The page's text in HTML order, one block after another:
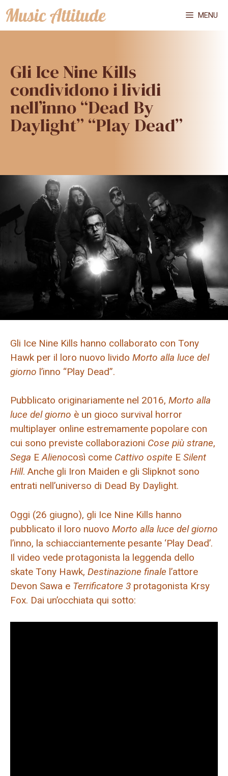
Vai
al
MENU
Gli Ice Nine Kills
condividono i lividi
nell’inno “Dead By
Daylight” “Play Dead”
Gli Ice Nine Kills hanno collaborato con Tony
Hawk per il loro nuovo livido Morto alla luce del
giorno l’inno “Play Dead”.
Pubblicato originariamente nel 2016, Morto alla
luce del giorno è un gioco survival horror
multiplayer online estremamente popolare con
cui sono previste collaborazioni Cose più strane,
Sega EAlienocosì come Cattivo ospite E Silent
Hill. Anche gli Iron Maiden e gli Slipknot sono
entrati nell’universo di Dead By Daylight.
Oggi (26 giugno), gli Ice Nine Kills hanno
pubblicato il loro nuovo Morto alla luce del giorno
l’inno, la schiacciantemente pesante ‘Play Dead’.
Il video vede protagonista la leggenda dello
skate Tony Hawk, Destinazione finale l’attore
Devon Sawa e Terrificatore 3 protagonista Krsy
Fox. Dai un’occhiata qui sotto: